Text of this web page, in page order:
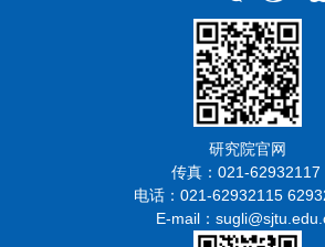
研究院官网
传真：021-62932117
电话：021-62932115
E-mail：